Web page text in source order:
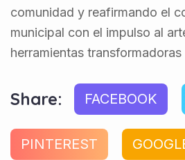
comunidad y reafirmando el
municipal con el impulso al
herramientas
Share: FACEBOOK
PINTEREST